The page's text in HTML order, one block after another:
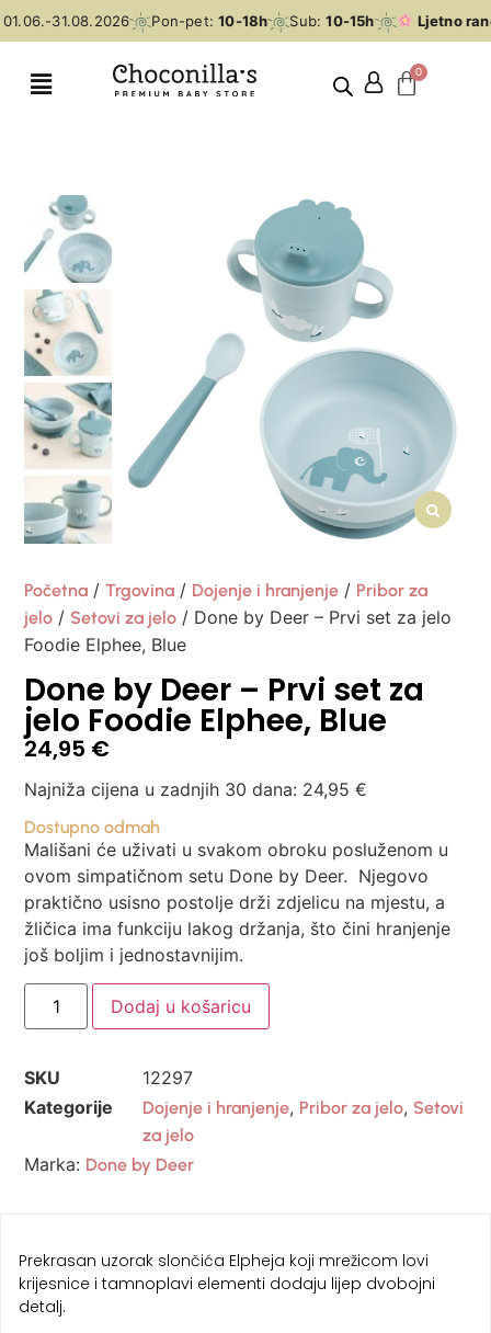
31.08.2026 Pon-pet:10-18h Sub:10-15h Ljetno
Početna /Trgovina / Dojenje i hranjenje / Pribor za
jelo / Setovi za jelo / Done by Deer – Prvi set za jelo
Foodie Elphee, Blue
Done by Deer – Prvi set za
jelo Foodie Elphee, Blue
24,95 €
Najniža cijena u zadnjih 30 dana: 24,95€
Dostupno odmah
Mališani će uživati ​​u svakom obroku posluženom u
ovom simpatičnom setu Done by Deer. Njegovo
praktično usisno postolje drži zdjelicu na mjestu, a
žličica ima funkciju lakog držanja, što čini hranjenje
još boljim i jednostavnijim.
Dodaj u košaricu
SKU
12297
Kategorije
Dojenje i hranjenje, Pribor za jelo, Setovi
za jelo
Marka: Done by Deer
Prekrasan uzorak slončića Elpheja koji mrežicom lovi
krijesnice i tamnoplavi elementi dodaju lijep dvobojni
detalj.